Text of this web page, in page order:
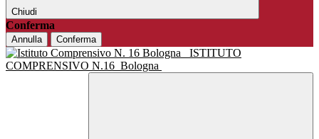
Chiudi
Conferma
Annulla Conferma
ISTITUTO
COMPRENSIVO N.16 Bologna